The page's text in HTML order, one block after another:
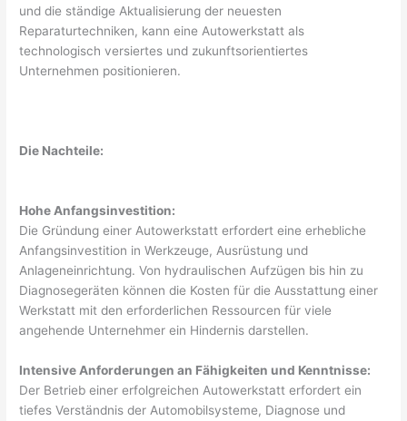
und die ständige Aktualisierung der neuesten
Reparaturtechniken, kann eine Autowerkstatt als
technologisch versiertes und zukunftsorientiertes
Unternehmen positionieren.
Die Nachteile:
Hohe Anfangsinvestition:
Die Gründung einer Autowerkstatt erfordert eine erhebliche
Anfangsinvestition in Werkzeuge, Ausrüstung und
Anlageneinrichtung. Von hydraulischen Aufzügen bis hin zu
Diagnosegeräten können die Kosten für die Ausstattung einer
Werkstatt mit den erforderlichen Ressourcen für viele
angehende Unternehmer ein Hindernis darstellen.
Intensive Anforderungen an Fähigkeiten und Kenntnisse:
Der Betrieb einer erfolgreichen Autowerkstatt erfordert ein
tiefes Verständnis der Automobilsysteme, Diagnose und